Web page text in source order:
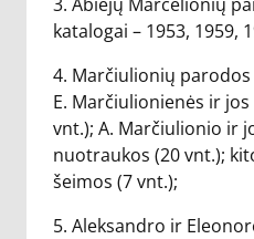
katalogai – 1953, 1959,
4. Marčiulionių
E. Marčiulionienės ir
vnt.); A. Marčiulionio ir
nuotraukos (20 vnt.);
šeimos (7 vnt.);
5. Aleksandro ir